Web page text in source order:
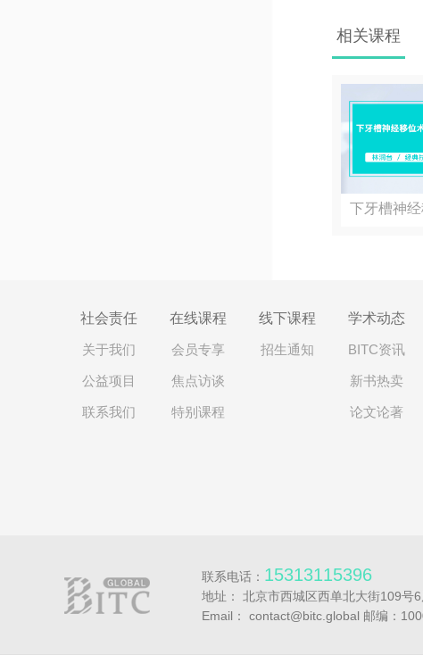
相关课程
下牙槽神
社会责任
关于我们
公益项目
联系我们
在线课程
会员专享
焦点访谈
特别课程
线下课程
招生通知
学术动态
BITC资讯
新书热卖
论文论著
联系电话： 15313115396
地址： 北京市西城区西单北大街109号
Email： contact@bitc.global 邮编：